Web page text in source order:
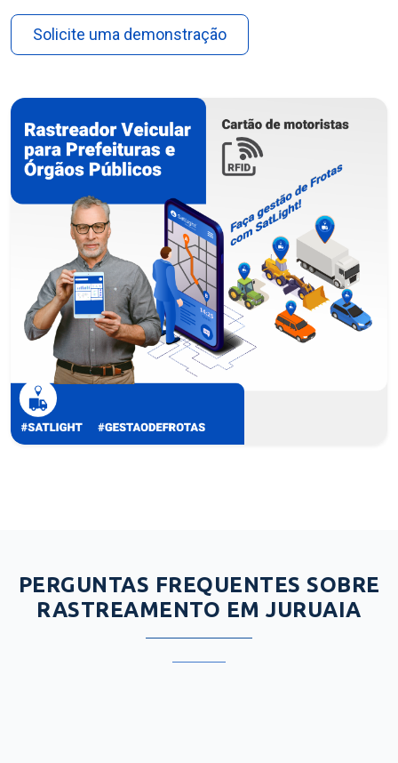
Solicite uma demonstração
PERGUNTAS FREQUENTES SOBRE
RASTREAMENTO EM JURUAIA